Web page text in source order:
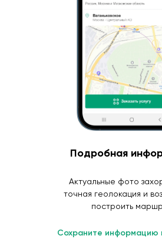
Подробная
Актуальные фото
точная геолокация и
построить
Сохраните информацию